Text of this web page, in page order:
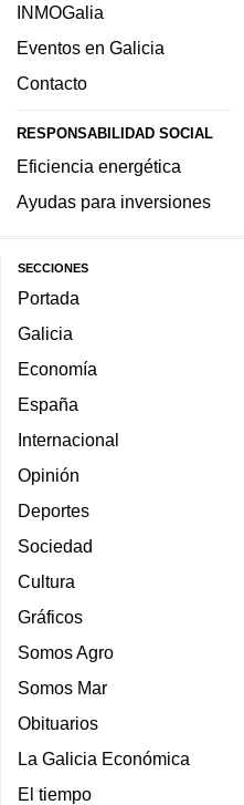
INMOGalia
Eventos en Galicia
Contacto
RESPONSABILIDAD SOCIAL
Eficiencia energética
Ayudas para inversiones
SECCIONES
Portada
Galicia
Economía
España
Internacional
Opinión
Deportes
Sociedad
Cultura
Gráficos
Somos Agro
Somos Mar
Obituarios
La Galicia Económica
El tiempo